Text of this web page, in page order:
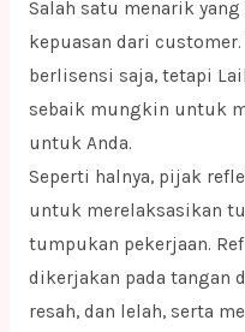
Salah satu menarik
kepuasan dari customer.
berlisensi saja, tetapi
sebaik mungkin untuk
untuk Anda.
Seperti halnya, pijak
untuk merelaksasikan
tumpukan pekerjaan.
dikerjakan pada tangan
resah, dan lelah, serta